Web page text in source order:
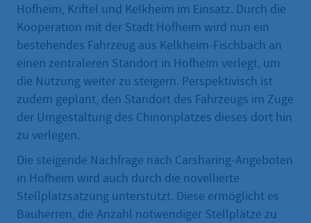
Hofheim, Kriftel und Kelkheim im Einsatz. Durch die
Kooperation mit der Stadt Hofheim wird nun ein
bestehendes Fahrzeug aus Kelkheim-Fischbach an
einen zentraleren Standort in Hofheim verlegt, um
die Nutzung weiter zu steigern. Perspektivisch ist
zudem geplant, den Standort des Fahrzeugs im Zuge
der Umgestaltung des Chinonplatzes dieses dort hin
zu verlegen.
Die steigende Nachfrage nach Carsharing-Angeboten
in Hofheim wird auch durch die novellierte
Stellplatzsatzung unterstützt. Diese ermöglicht es
Bauherren, die Anzahl notwendiger Stellplätze zu